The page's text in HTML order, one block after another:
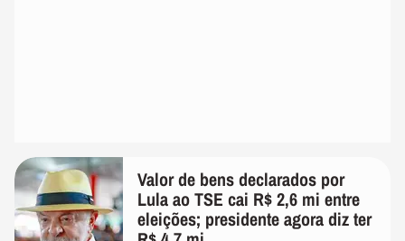
Valor de bens declarados por
Lula ao TSE cai R$ 2,6 mi entre
eleições; presidente agora diz ter